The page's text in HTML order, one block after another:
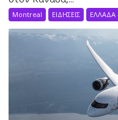
Montreal ΕΙΔΗΣΕΙΣ